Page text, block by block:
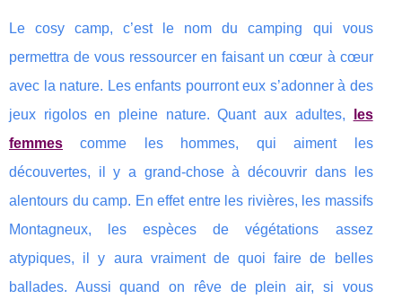
Le cosy camp, c’est le nom du camping qui vous
permettra de vous ressourcer en faisant un cœur à cœur
avec la nature. Les enfants pourront eux s’adonner à des
jeux rigolos en pleine nature. Quant aux adultes,
les
femmes comme les hommes, qui aiment les
découvertes, il y a grand-chose à découvrir dans les
alentours du camp. En effet entre les rivières, les massifs
Montagneux, les espèces de végétations assez
atypiques, il y aura vraiment de quoi faire de belles
ballades. Aussi quand on rêve de plein air, si vous